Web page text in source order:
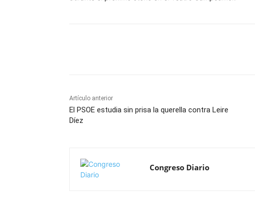
Artículo anterior
El PSOE estudia sin prisa la querella contra Leire
Díez
Congreso Diario